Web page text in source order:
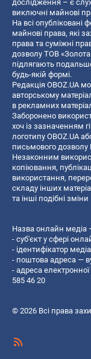
дослідження – є
виключні майнові
На всі опубліковані
майнові права, які
права та суміжні
дозволу ТОВ
підлягають
будь-якій формі.
Редакція OBOZ.UA
авторському
в рекламних
Заборонено
хоч із зазначенням
логотипу OBOZ.UA
письмового дозволу
Незаконним
копiювання,
використання,
складу інших
та інші подібні зміни
Назва онлайн медіа
- суб'єкт у сфері
- ідентифікатор
- поштова адреса —
- адреса
585 46 20
© 2026 Всі права